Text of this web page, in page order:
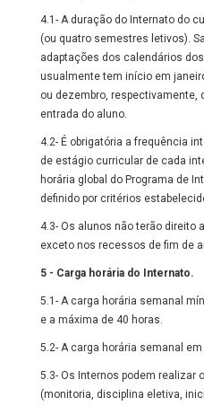
4.1- A duração do Internato do
(ou quatro semestres letivos).
adaptações dos calendários
usualmente tem início em
ou dezembro, respectivamente,
entrada do aluno.
4.2- É obrigatória a frequência
de estágio curricular de cada
horária global do Programa de
definido por critérios
4.3- Os alunos não terão direito
exceto nos recessos de fim de
5 - Carga horária do Internato.
5.1- A carga horária semanal
e a máxima de 40 horas.
5.2- A carga horária semanal
5.3- Os Internos podem realizar
(monitoria, disciplina eletiva,